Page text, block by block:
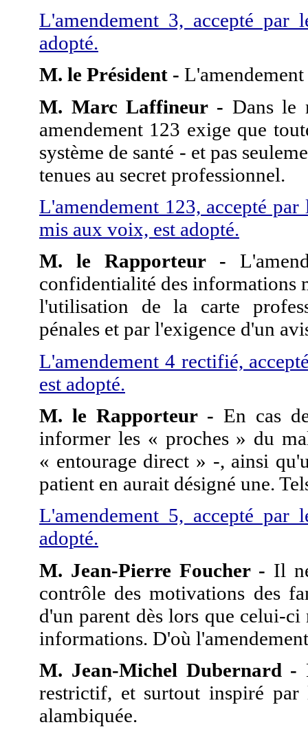
L'amendement 3, accepté
adopté.
M. le Président -
M. Marc Laffineur - Dans le
amendement 123 exige que
système de santé - et pas
tenues au secret professionnel.
L'amendement 123, accepté
mis aux voix, est adopté.
M. le Rapporteur -
confidentialité des informations
l'utilisation de la carte
pénales et par l'exigence d'un
L'amendement 4 rectifié,
est adopté.
M. le Rapporteur - En cas
informer les « proches » du
« entourage direct » -, ainsi
patient en aurait désigné une.
L'amendement 5, accepté
adopté.
M. Jean-Pierre Foucher - Il
contrôle des motivations des
d'un parent dès lors que celui-
informations. D'où
M. Jean-Michel Dubernard -
restrictif, et surtout inspiré
alambiquée.